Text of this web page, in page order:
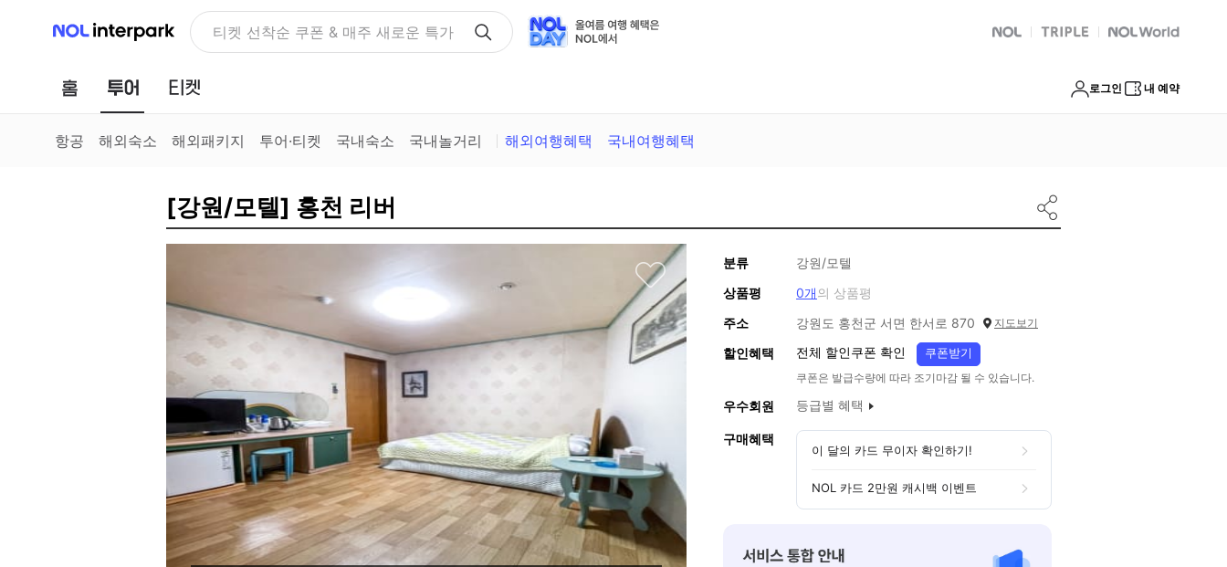
NOL 인터파크 티켓 선착순 쿠폰 & 매주 새로운 특가 NOL 트리플 Global Interpark
홈 투어 로그인 내 예약
항공 해외숙소 해외패키지 투어·티켓 국내숙소 국내놀거리 해외여행혜택 국내여행혜택
[강원/모텔] 홍천 리버
분류
강원/모텔
상품평
0개의 상품평
주소
강원도 홍천군 서면 한서로 870 지도보기
할인혜택 전체 할인쿠폰 확인 쿠폰받기
쿠폰은 발급수량에 따라 조기마감 될 수 있습니다.
우수회원 등급별 혜택
구매혜택
이 달의 카드 무이자 확인하기!
NOL 카드 2만원 캐시백 이벤트